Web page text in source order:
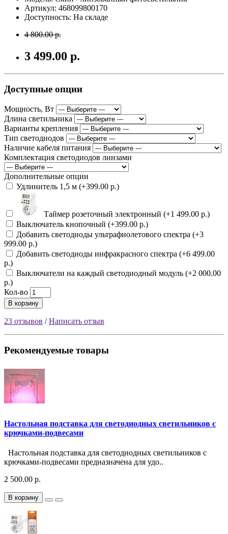
Артикул: 468099800170
Доступность: На складе
4 800.00 р.
3 499.00 р.
Доступные опции
Мощность, Вт
Длина светильника
Варианты крепления
Тип светодиодов
Наличие кабеля питания
Комплектация светодиодов линзами
Дополнительные опции
Удлинитель 1,5 м (+399.00 р.)
Таймер розеточный электронный (+1 499.00 р.)
Выключатель кнопочный (+399.00 р.)
Добавить светодиоды ультрафиолетового спектра (+3
999.00 р.)
Добавить светодиоды инфракрасного спектра (+6 499.00
р.)
Выключатели на каждый светодиодный модуль (+2 000.00
р.)
Кол-во
В корзину
23 отзывов /Написать отзыв
Рекомендуемые товары
Настольная подставка для светодиодных светильников с
крючками-подвесами
Настольная подставка для светодиодных светильников с
крючками-подвесами предназначена для удо..
2 500.00 р.
В корзину